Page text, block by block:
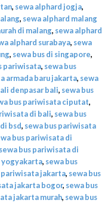
, sewa alphard jogja,
, sewa alphard malang
di malang, sewa alphard
alphard surabaya, sewa
, sewa bus di singapore,
pariwisata, sewa bus
armada baru jakarta, sewa
denpasar bali, sewa bus
bus pariwisata ciputat,
di bali, sewa bus
bsd, sewa bus pariwisata
bus pariwisata di
sewa bus pariwisata di
yogyakarta, sewa bus
pariwisata jakarta, sewa bus
jakarta bogor, sewa bus
jakarta murah, sewa bus